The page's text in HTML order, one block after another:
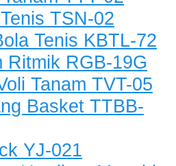
TSN-02
Tenis KBTL-72
Ritmik RGB-19G
Tanam TVT-05
Basket TTBB-
YJ-021